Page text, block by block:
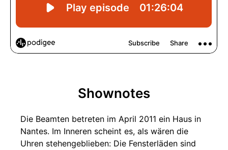
Shownotes
Die Beamten betreten im April 2011 ein Haus in
Nantes. Im Inneren scheint es, als wären die
Uhren stehengeblieben: Die Fensterläden sind